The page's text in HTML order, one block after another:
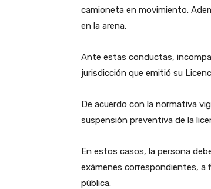
camioneta en movimiento.
en la arena.
Ante estas conductas,
jurisdicción que emitió su
De acuerdo con la normativa
suspensión preventiva de la
En estos casos, la persona
exámenes correspondientes, a
pública.